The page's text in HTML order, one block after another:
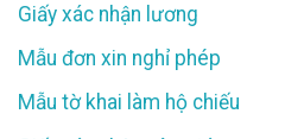
Giấy xác nhận lương
Mẫu đơn xin nghỉ phép
Mẫu tờ khai làm hộ chiếu